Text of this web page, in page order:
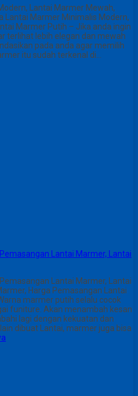
Lantai Marmer Mewah,
Lantai Marmer Minimalis Modern,
Marmer Putih – Jika anda ingin
terlihat lebih elegan dan mewah
pada anda agar memilih
itu sudah terkenal di…
Lantai Marmer, Lantai
Lantai Marmer, Lantai
Harga Pemasangan Lantai
marmer putih selalu cocok
funiture. Akan menambah kesan
lagi dengan kekuatan dan
dibuat Lantai, marmer juga bisa